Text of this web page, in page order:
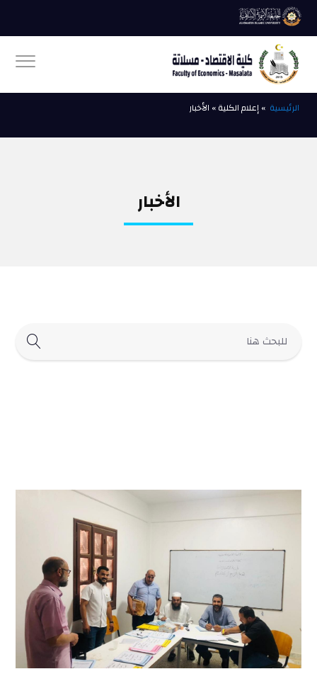
الرئيسية » إعلام الكلية » الأخبار
الأخبار
ــــــــــــــ